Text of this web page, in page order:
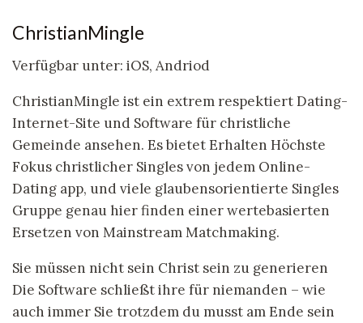
ChristianMingle
Verfügbar unter: iOS, Andriod
ChristianMingle ist ein extrem respektiert Dating-
Internet-Site und Software für christliche
Gemeinde ansehen. Es bietet Erhalten Höchste
Fokus christlicher Singles von jedem Online-
Dating app, und viele glaubensorientierte Singles
Gruppe genau hier finden einer wertebasierten
Ersetzen von Mainstream Matchmaking.
Sie müssen nicht sein Christ sein zu generieren
Die Software schließt ihre für niemanden – wie
auch immer Sie trotzdem du musst am Ende sein